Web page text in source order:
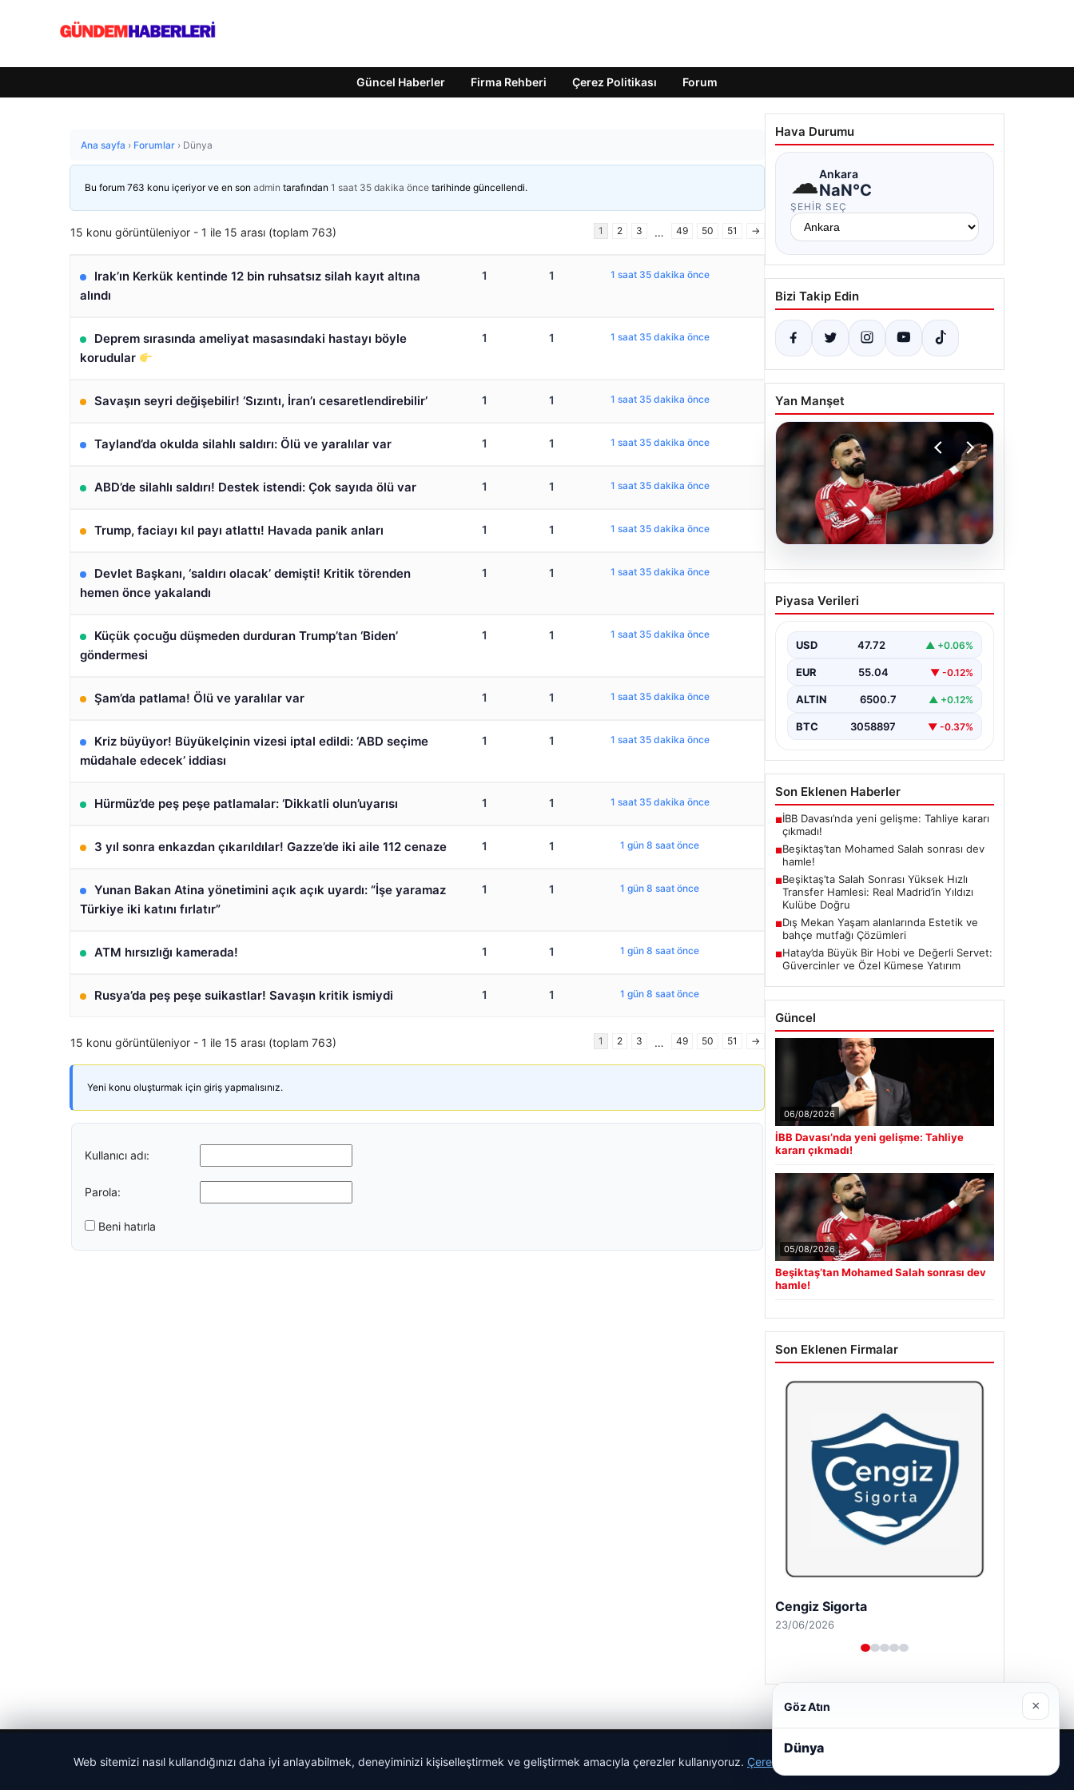
Güncel Haberler Firma Rehberi Çerez Politikası Forum
Ana sayfa › Forumlar › Dünya
Bu forum 763 konu içeriyor ve en son admin tarafından 1 saat 35 dakika önce tarihinde güncellendi.
15 konu görüntüleniyor - 1 ile 15 arası (toplam 763) 1 2 3 … 49 50 51 →
Irak’ın Kerkük kentinde 12 bin ruhsatsız silah kayıt altına
alındı
1 1 1 saat 35 dakika önce
Deprem sırasında ameliyat masasındaki hastayı böyle
korudular
1 1 1 saat 35 dakika önce
Savaşın seyri değişebilir! ‘Sızıntı, İran’ı cesaretlendirebilir’ 1 1 1 saat 35 dakika önce
Tayland’da okulda silahlı saldırı: Ölü ve yaralılar var 1 1 1 saat 35 dakika önce
ABD’de silahlı saldırı! Destek istendi: Çok sayıda ölü var 1 1 1 saat 35 dakika önce
Trump, faciayı kıl payı atlattı! Havada panik anları 1 1 1 saat 35 dakika önce
Devlet Başkanı, ‘saldırı olacak’ demişti! Kritik törenden
hemen önce yakalandı
1 1 1 saat 35 dakika önce
Küçük çocuğu düşmeden durduran Trump’tan ‘Biden’
göndermesi
1 1 1 saat 35 dakika önce
Şam’da patlama! Ölü ve yaralılar var 1 1 1 saat 35 dakika önce
Kriz büyüyor! Büyükelçinin vizesi iptal edildi: ‘ABD seçime
müdahale edecek’ iddiası
1 1 1 saat 35 dakika önce
Hürmüz’de peş peşe patlamalar: ‘Dikkatli olun’uyarısı 1 1 1 saat 35 dakika önce
3 yıl sonra enkazdan çıkarıldılar! Gazze’de iki aile 112 cenaze 1 1 1 gün 8 saat önce
Yunan Bakan Atina yönetimini açık açık uyardı: “İşe yaramaz
Türkiye iki katını fırlatır”
1 1 1 gün 8 saat önce
ATM hırsızlığı kamerada! 1 1 1 gün 8 saat önce
Rusya’da peş peşe suikastlar! Savaşın kritik ismiydi 1 1 1 gün 8 saat önce
15 konu görüntüleniyor - 1 ile 15 arası (toplam 763) 1 2 3 … 49 50 51 →
Yeni konu oluşturmak için giriş yapmalısınız.
Kullanıcı adı:
Parola:
Beni hatırla
Hava Durumu
☁Ankara
NaN°C
ŞEHIR SEÇ
Bizi Takip Edin
Yan Manşet
05.08.2026
Beşiktaş’tan Mohamed
Salah sonrası dev hamle!
Piyasa Verileri
USD 47.72 ▲ +0.06%
EUR 55.04 ▼ -0.12%
ALTIN 6500.7 ▲ +0.12%
BTC 3058897 ▼ -0.37%
Son Eklenen Haberler
■İBB Davası’nda yeni gelişme: Tahliye kararı
çıkmadı!
■Beşiktaş’tan Mohamed Salah sonrası dev
hamle!
■Beşiktaş’ta Salah Sonrası Yüksek Hızlı
Transfer Hamlesi: Real Madrid’in Yıldızı
Kulübe Doğru
■Dış Mekan Yaşam alanlarında Estetik ve
bahçe mutfağı Çözümleri
■Hatay’da Büyük Bir Hobi ve Değerli Servet:
Güvercinler ve Özel Kümese Yatırım
Güncel
06/08/2026
İBB Davası’nda yeni gelişme: Tahliye
kararı çıkmadı!
05/08/2026
Beşiktaş’tan Mohamed Salah sonrası dev
hamle!
Son Eklenen Firmalar
Cengiz Sigorta
23/06/2026
Web sitemizi nasıl kullandığınızı daha iyi anlayabilmek, deneyiminizi kişiselleştirmek ve geliştirmek amacıyla çerezler kullanıyoruz. Çerez Politikamız
Göz Atın ×
Dünya